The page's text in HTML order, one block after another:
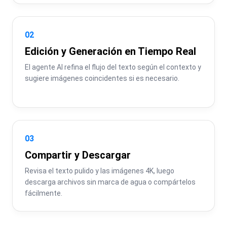
02
Edición y Generación en Tiempo Real
El agente AI refina el flujo del texto según el contexto y
sugiere imágenes coincidentes si es necesario.
03
Compartir y Descargar
Revisa el texto pulido y las imágenes 4K, luego
descarga archivos sin marca de agua o compártelos
fácilmente.